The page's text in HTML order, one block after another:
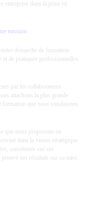
entreprise dans la prise en
mission.
démarche de formation
et de pratiques professionnelles
par les collaborateurs
attachons la plus grande
formation que nous conduisons
que nous proposons un
dans la vision stratégique
corroborée sur ses
ses résultats sur sa mise